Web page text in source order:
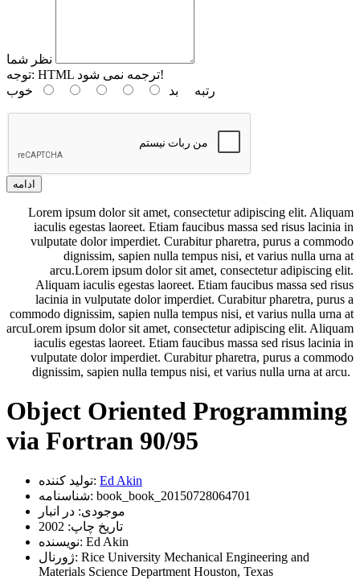
نظر شما
توجه:
HTML ترجمه نمی شود!
رتبه بد خوب
ادامه
Lorem ipsum dolor sit amet, consectetur adipiscing elit. Aliquam
iaculis egestas laoreet. Etiam faucibus massa sed risus lacinia in
vulputate dolor imperdiet. Curabitur pharetra, purus a commodo
dignissim, sapien nulla tempus nisi, et varius nulla urna at
arcu.Lorem ipsum dolor sit amet, consectetur adipiscing elit.
Aliquam iaculis egestas laoreet. Etiam faucibus massa sed risus
lacinia in vulputate dolor imperdiet. Curabitur pharetra, purus a
commodo dignissim, sapien nulla tempus nisi, et varius nulla urna at
arcuLorem ipsum dolor sit amet, consectetur adipiscing elit. Aliquam
iaculis egestas laoreet. Etiam faucibus massa sed risus lacinia in
vulputate dolor imperdiet. Curabitur pharetra, purus a commodo
dignissim, sapien nulla tempus nisi, et varius nulla urna at arcu.
Object Oriented Programming
via Fortran 90/95
تولید کننده: Ed Akin
شناسنامه: book_book_20150728064701
موجودی: در انبار
تاریخ چاپ: 2002
نویسنده: Ed Akin
ژورنال: Rice University Mechanical Engineering and
Materials Science Department Houston, Texas